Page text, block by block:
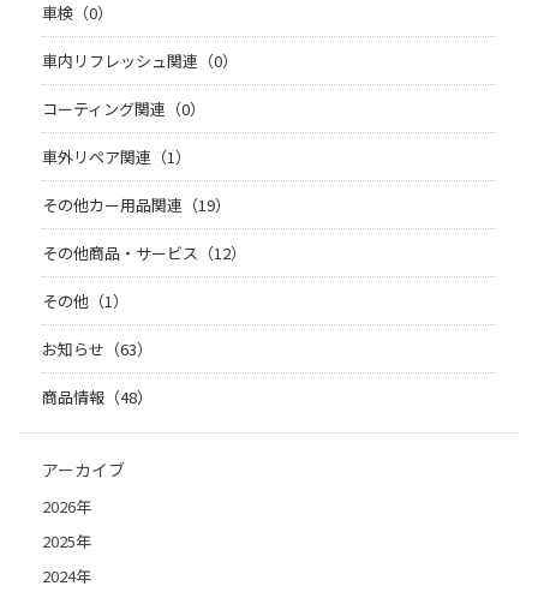
車検（0）
車内リフレッシュ関連（0）
コーティング関連（0）
車外リペア関連（1）
その他カー用品関連（19）
その他商品・サービス（12）
その他（1）
お知らせ（63）
商品情報（48）
アーカイブ
2026年
2025年
2024年